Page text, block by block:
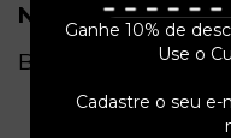
Ganhe 10% de
Use o
Cadastre o seu
Nome
Bizz